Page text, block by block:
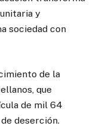
y
sociedad con
de la
que
de mil 64
deserción.